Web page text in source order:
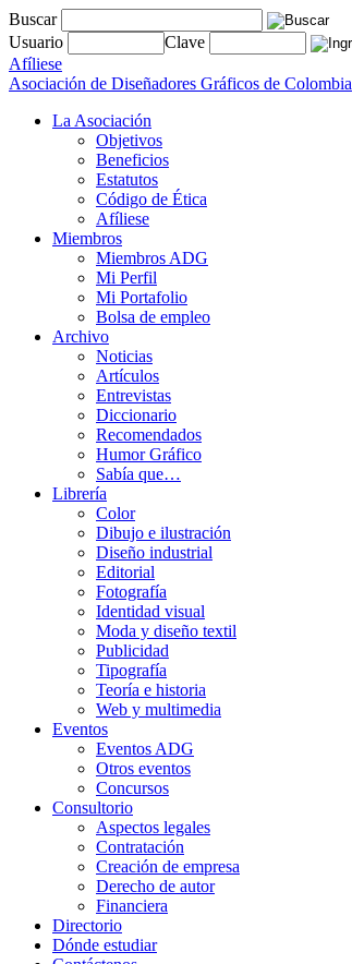
Buscar
Usuario
Clave
Afíliese
Asociación de Diseñadores Gráficos de Colombia
La Asociación
Objetivos
Beneficios
Estatutos
Código de Ética
Afíliese
Miembros
Miembros ADG
Mi Perfil
Mi Portafolio
Bolsa de empleo
Archivo
Noticias
Artículos
Entrevistas
Diccionario
Recomendados
Humor Gráfico
Sabía que…
Librería
Color
Dibujo e ilustración
Diseño industrial
Editorial
Fotografía
Identidad visual
Moda y diseño textil
Publicidad
Tipografía
Teoría e historia
Web y multimedia
Eventos
Eventos ADG
Otros eventos
Concursos
Consultorio
Aspectos legales
Contratación
Creación de empresa
Derecho de autor
Financiera
Directorio
Dónde estudiar